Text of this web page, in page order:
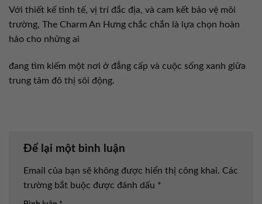
Với thiết kế tinh tế, vị trí đắc địa, và cam kết bảo vệ môi
trường, The Charm An Hưng chắc chắn là lựa chọn hoàn
hảo cho những ai
đang tìm kiếm một nơi ở đẳng cấp và cuộc sống xanh giữa
trung tâm đô thị sôi động.
Để lại một bình luận
Email của bạn sẽ không được hiển thị công khai. Các
trường bắt buộc được đánh dấu *